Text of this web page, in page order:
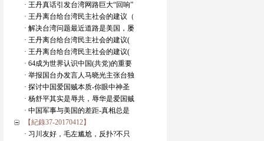
· 王丹真话引发台湾网路巨大“回响”
· 王丹离台给台湾民主社会的建议（
· 解决台湾问题最近道路是美国，屡
· 王丹离台给台湾民主社会的建议(
· 王丹离台给台湾民主社会的建议(
· 64成为世界认识中国(共党)的重要
· 举报国台办发言人马晓光主张台独
· 探讨中国爱国贼本质-你眼中神圣
· 杨舒平其实是辱共，辱华是爱国贼
· 中国军事与美国的差距-真相总是
【紀錄37-20170412】
· 习川友好，毛左尴尬，反扑?不只